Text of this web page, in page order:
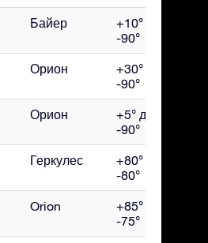
Байер
+10° до
-90°
Орион
+30° до
-90°
Орион
+5° до
-90°
Геркулес
+80° до
-80°
Orion
+85° до
-75°